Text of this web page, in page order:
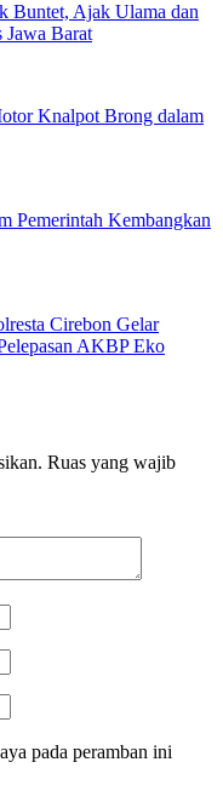
Buntet, Ajak Ulama dan
Jawa Barat
Knalpot Brong dalam
Pemerintah Kembangkan
Cirebon Gelar
AKBP Eko
Ruas yang wajib
pada peramban ini